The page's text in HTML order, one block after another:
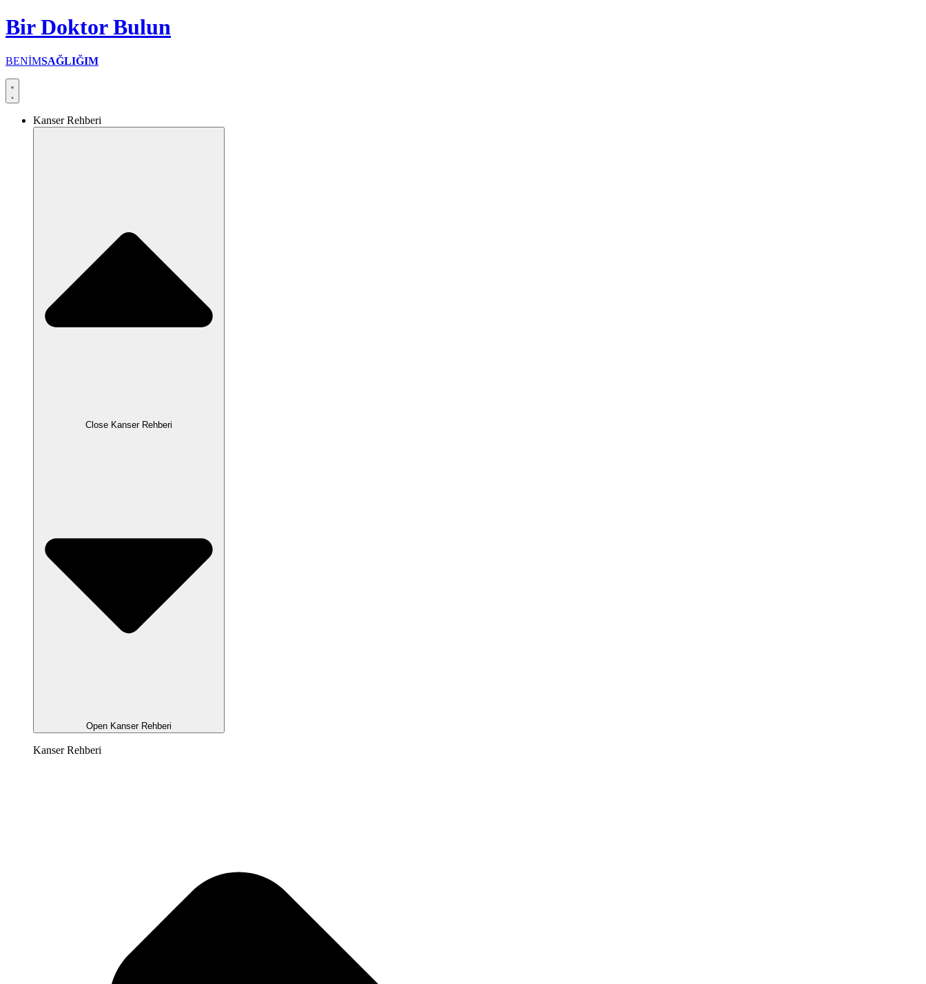
İçeriğe
atla
BirDoktorBulun
BENİMSAĞLIĞIM
Kanser Rehberi
Close Kanser Rehberi
Open Kanser Rehberi
Kanser Rehberi